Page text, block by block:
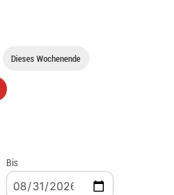
Dieses Wochenende
Bis